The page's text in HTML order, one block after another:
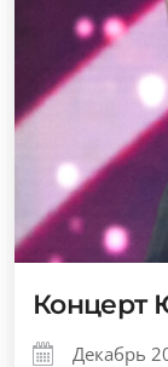
Концерт
Декабрь